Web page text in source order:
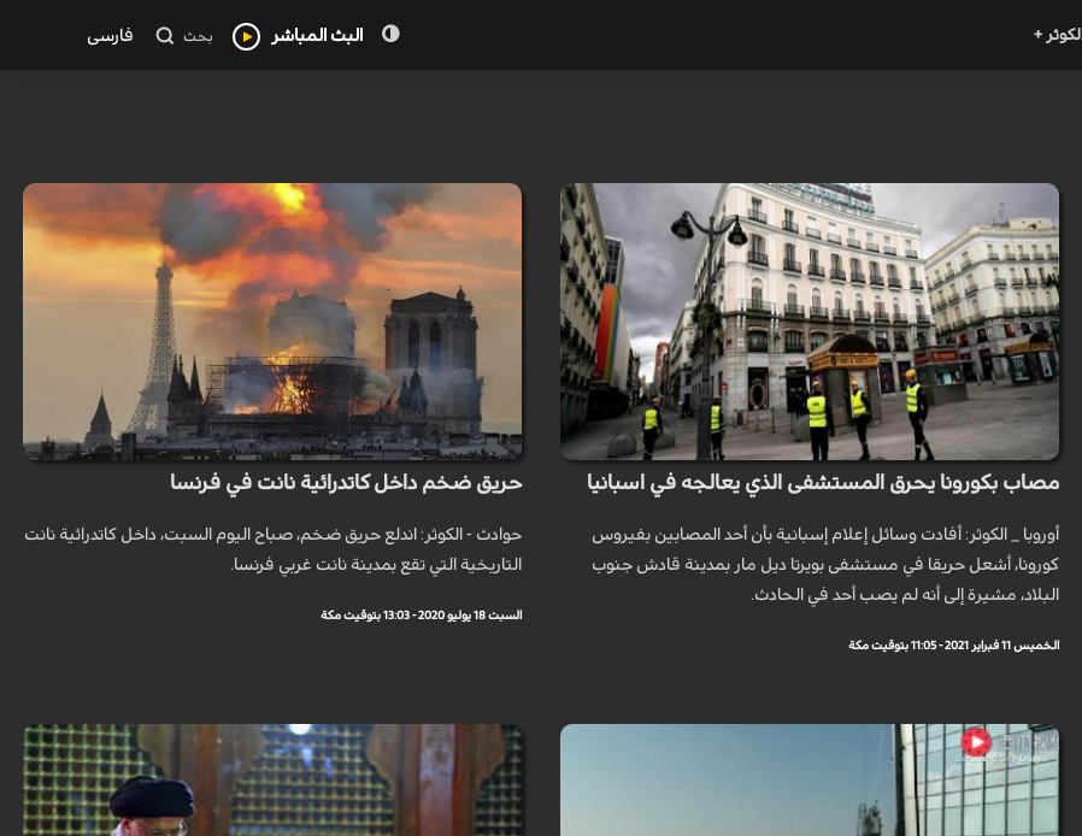
الكوثر + البث المباشر بحث فارسی
مصاب بكورونا يحرق المستشفى الذي يعالجه في اسبانيا
أوروبا _ الكوثر: أفادت وسائل إعلام إسبانية بأن أحد المصابين بفيروس
كورونا، أشعل حريقا في مستشفى بويرتا ديل مار بمدينة قادش جنوب
البلاد، مشيرة إلى أنه لم يصب أحد في الحادث.
الخميس 11 فبراير 2021 - 11:05 بتوقيت مكة
حريق ضخم داخل كاتدرائية نانت في فرنسا
حوادث - الكوثر: اندلع حريق ضخم، صباح اليوم السبت، داخل كاتدرائية نانت
التاريخية التي تقع بمدينة نانت غربي فرنسا.
السبت 18 يوليو 2020 - 13:03 بتوقيت مكة